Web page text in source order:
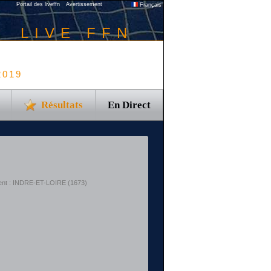
Portail des liveffn Avertissement Français
LIVE FFN
Résultats En Direct
: INDRE-ET-LOIRE (1673)